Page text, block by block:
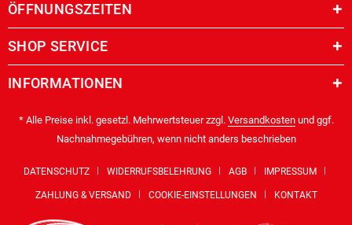
ÖFFNUNGSZEITEN
SHOP SERVICE
INFORMATIONEN
* Alle Preise inkl. gesetzl. Mehrwertsteuer zzgl. Versandkostenund ggf.
Nachnahmegebühren, wenn nicht anders beschrieben
DATENSCHUTZ WIDERRUFSBELEHRUNG AGB IMPRESSUM
ZAHLUNG & VERSAND COOKIE-EINSTELLUNGEN KONTAKT